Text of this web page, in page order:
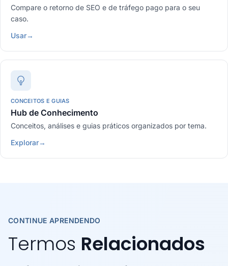
Compare o retorno de SEO e de tráfego pago para o seu
caso.
Usar→
CONCEITOS E GUIAS
Hub de Conhecimento
Conceitos, análises e guias práticos organizados por tema.
Explorar→
CONTINUE APRENDENDO
Termos Relacionados